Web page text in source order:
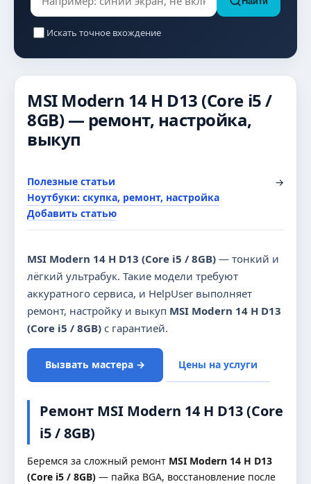
Искать точное вхождение
MSI Modern 14 H D13 (Core i5 /
8GB) — ремонт, настройка,
выкуп
Полезные статьи
→
Ноутбуки: скупка, ремонт, настройка
Добавить статью
MSI Modern 14 H D13 (Core i5 / 8GB) — тонкий и
лёгкий ультрабук. Такие модели требуют
аккуратного сервиса, и HelpUser выполняет
ремонт, настройку и выкуп MSI Modern 14 H D13
(Core i5 / 8GB) с гарантией.
Вызвать мастера → Цены на услуги
Ремонт MSI Modern 14 H D13 (Core
i5 / 8GB)
Беремся за сложный ремонт MSI Modern 14 H D13
(Core i5 / 8GB) — пайка BGA, восстановление после